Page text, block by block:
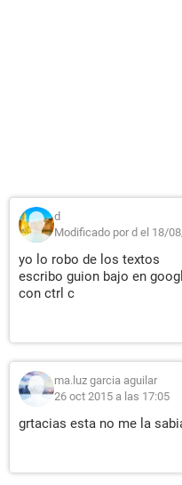
d
Modificado por d el 18/
yo lo robo de los textos
escribo guion bajo en
con ctrl c
ma.luz garcia aguilar
26 oct 2015 a las 17:05
grtacias esta no me la